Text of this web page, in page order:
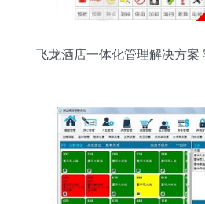
飞龙酒店一体化管理解决方案